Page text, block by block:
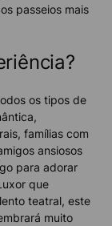
passeios mais
os tipos de
famílias com
ansiosos
para adorar
que
teatral, este
muito